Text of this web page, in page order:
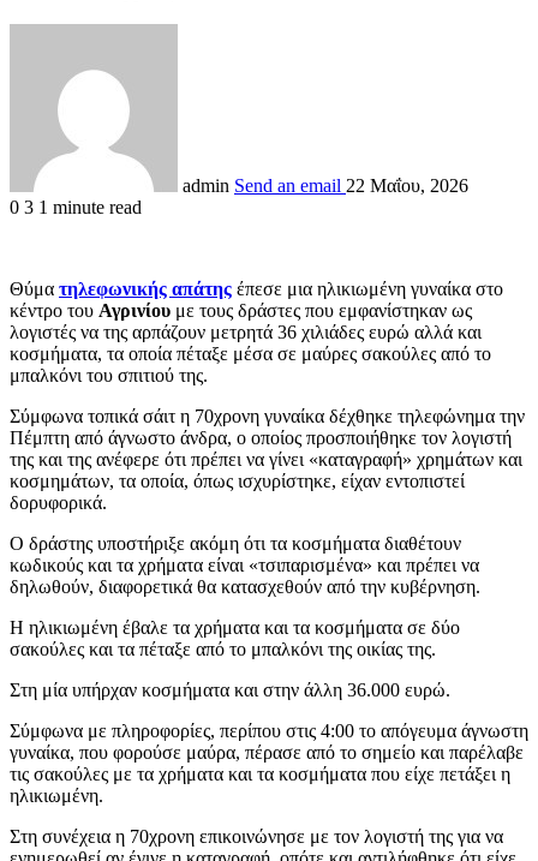
admin Send an email 22 Μαΐου, 2026
0 3 1 minute read
Θύμα τηλεφωνικής απάτης έπεσε μια ηλικιωμένη γυναίκα στο
κέντρο του Αγρινίου με τους δράστες που εμφανίστηκαν ως
λογιστές να της αρπάζουν μετρητά 36 χιλιάδες ευρώ αλλά και
κοσμήματα, τα οποία πέταξε μέσα σε μαύρες σακούλες από το
μπαλκόνι του σπιτιού της.
Σύμφωνα τοπικά σάιτ η 70χρονη γυναίκα δέχθηκε τηλεφώνημα την
Πέμπτη από άγνωστο άνδρα, ο οποίος προσποιήθηκε τον λογιστή
της και της ανέφερε ότι πρέπει να γίνει «καταγραφή» χρημάτων και
κοσμημάτων, τα οποία, όπως ισχυρίστηκε, είχαν εντοπιστεί
δορυφορικά.
Ο δράστης υποστήριξε ακόμη ότι τα κοσμήματα διαθέτουν
κωδικούς και τα χρήματα είναι «τσιπαρισμένα» και πρέπει να
δηλωθούν, διαφορετικά θα κατασχεθούν από την κυβέρνηση.
Η ηλικιωμένη έβαλε τα χρήματα και τα κοσμήματα σε δύο
σακούλες και τα πέταξε από το μπαλκόνι της οικίας της.
Στη μία υπήρχαν κοσμήματα και στην άλλη 36.000 ευρώ.
Σύμφωνα με πληροφορίες, περίπου στις 4:00 το απόγευμα άγνωστη
γυναίκα, που φορούσε μαύρα, πέρασε από το σημείο και παρέλαβε
τις σακούλες με τα χρήματα και τα κοσμήματα που είχε πετάξει η
ηλικιωμένη.
Στη συνέχεια η 70χρονη επικοινώνησε με τον λογιστή της για να